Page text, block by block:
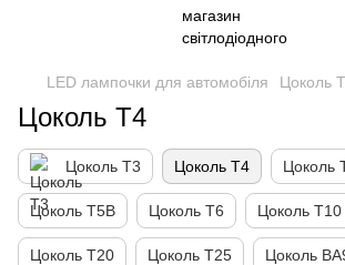
LED лампочки для автомобіля Цоколь
Цоколь Т4
Цоколь Т3 Цоколь Т4 Цоколь
Цоколь Т5B Цоколь Т6 Цоколь Т10
Цоколь Т20 Цоколь Т25 Цоколь